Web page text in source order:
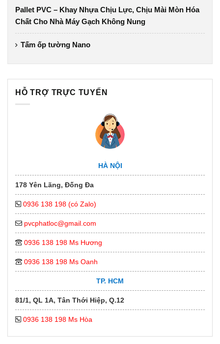
Pallet PVC – Khay Nhựa Chịu Lực, Chịu Mài Mòn Hóa
Chất Cho Nhà Máy Gạch Không Nung
Tấm ốp tường Nano
HỖ TRỢ TRỰC TUYẾN
HÀ NỘI
178 Yên Lãng, Đống Đa
0936 138 198 (có Zalo)
pvcphatloc@gmail.com
0936 138 198 Ms Hương
0936 138 198 Ms Oanh
TP. HCM
81/1, QL 1A, Tân Thới Hiệp, Q.12
0936 138 198 Ms Hòa